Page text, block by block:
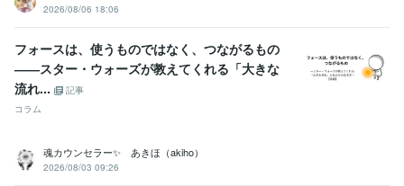
Oracle NetSuite:6年
得意分野
悩み相談・カウンセリング
■仕事、人間関係、恋愛などの悩み相談■
タロット・オラクルカード占い
タロット
コーチング
自分組織図 コーチング 自己分析
時間の棚卸
ジャーナリング
2026/08/06 18:06
フォースは、使うものではなく、つながるもの
――スター・ウォーズが教えてくれる「大きな
流れ...
記事
コラム
魂カウンセラー✨ あきほ（akiho）
2026/08/03 09:26